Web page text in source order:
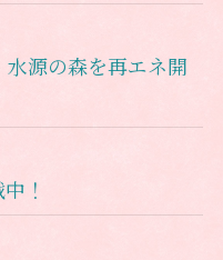
源の森を再エネ開
！